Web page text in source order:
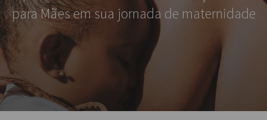
para Mães em sua jornada de maternidade